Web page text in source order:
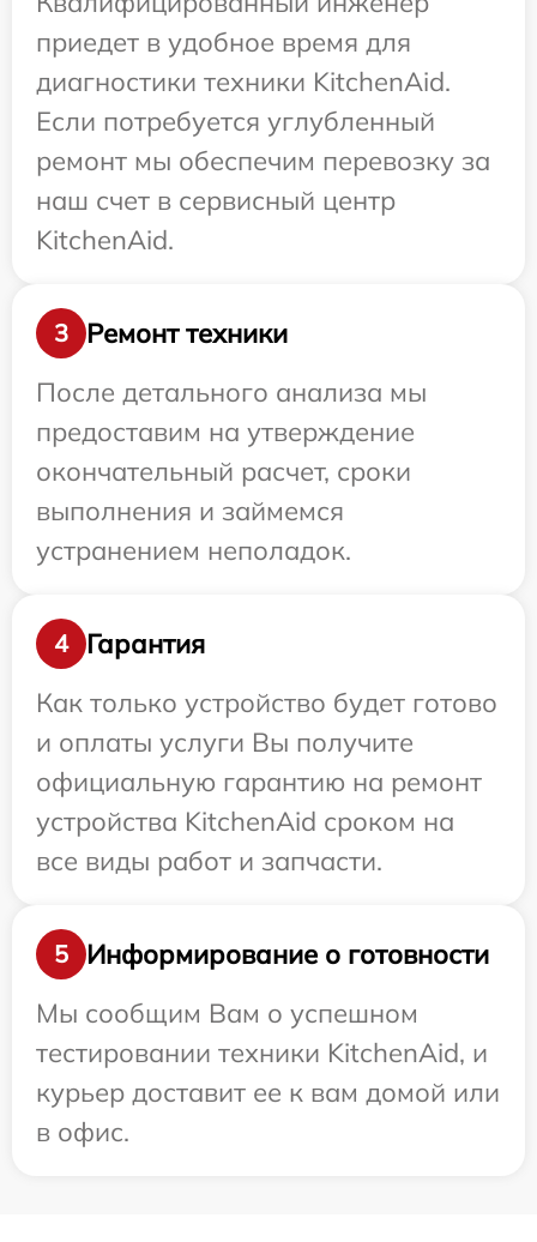
приедет в удобное время для
диагностики техники KitchenAid.
Если потребуется углубленный
ремонт мы обеспечим перевозку за
наш счет в сервисный центр
KitchenAid.
3
Ремонт техники
После детального анализа мы
предоставим на утверждение
окончательный расчет, сроки
выполнения и займемся
устранением неполадок.
4
Гарантия
Как только устройство будет готово
и оплаты услуги Вы получите
официальную гарантию на ремонт
устройства KitchenAid сроком на
все виды работ и запчасти.
5
Информирование о готовности
Мы сообщим Вам о успешном
тестировании техники KitchenAid, и
курьер доставит ее к вам домой или
в офис.